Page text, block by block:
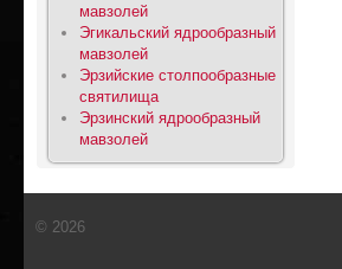
мавзолей
Эгикальский ядрообразный
мавзолей
Эрзийские столпообразные
святилища
Эрзинский ядрообразный
мавзолей
© 2026